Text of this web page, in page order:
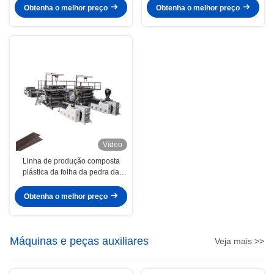
Production Making Machine
Supplier
Obtenha o melhor preço
extrusora de parafuso 95/192
Obtenha o melhor preço
Vídeo
Linha de produção composta
plástica da folha da pedra da
do revestimento do SPC
Obtenha o melhor preço
Máquinas e peças auxiliares Veja mais >>